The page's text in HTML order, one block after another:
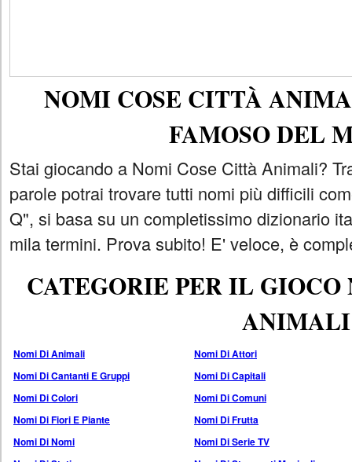
NOMI COSE CITTÀ
FAMOSO DEL
Stai giocando a Nomi Cose Città Animali?
parole potrai trovare tutti nomi più difficili
Q", si basa su un completissimo dizionario
mila termini. Prova subito! E' veloce, è
CATEGORIE PER IL
ANIMALI
Nomi Di Animali
Nomi Di Attori
Nomi Di Cantanti E Gruppi
Nomi Di Capitali
Nomi Di Colori
Nomi Di Comuni
Nomi Di Fiori E Piante
Nomi Di Frutta
Nomi Di Nomi
Nomi Di Serie TV